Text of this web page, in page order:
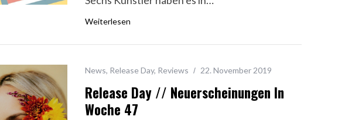
Weiterlesen
News, Release Day, Reviews 22. November 2019
Release Day // Neuerscheinungen In
Woche 47